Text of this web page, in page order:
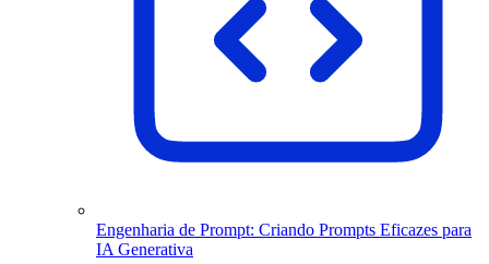
Engenharia de Prompt: Criando Prompts Eficazes para
IA Generativa